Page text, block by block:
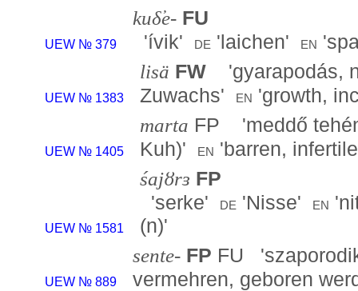
UEW № 379
kuδ̕e- FU
'ívik' de 'laichen' en '
UEW № 1383
lisä FW 'gyarapodás,
Zuwachs' en 'growth,
UEW № 1405
marta FP 'meddő
Kuh)' en 'barren,
UEW № 1581
śajȣrɜ FP
'serke' de 'Nisse' en '
(n)'
UEW № 889
sente- FP FU '
vermehren, geboren